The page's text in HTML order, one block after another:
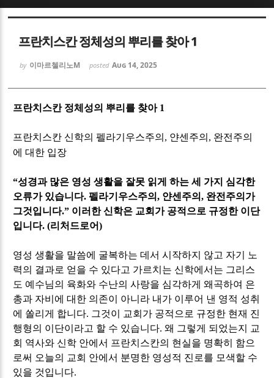
프란치스칸 정체성의 뿌리를 찾아 1
by 이마르첼리노M posted Aug 14, 2025
프란치스칸 정체성의 뿌리를 찾아 1
프란치스칸 신학의 펠라기우스주의 , 얀센주의 , 완전주의
에 대한 입장
“성경과 많은 영성 생활을 잘못 읽게 하는 세 가지 심각한
오류가 있습니다.펠라기우스주의, 얀센주의, 완전주의가
그것입니다.” 이러한 신학은 교회가 공적으로 규정한 이단
입니다. (리처드로어)
영성 생활을 말씀에 굴복하는 데서 시작하지 않고 자기 노
력의 결과로 얻을 수 있다고 가르치는 신학에서는 그리스
도 예수님의 육화와 수난의 사랑을 심각하게 왜곡하여 은
총과 자비에 대한 의존이 아니라 내가 이루어 낸 영적 성취
에 쏠리게 합니다. 그것이 교회가 공적으로 규정한 현재 진
행형의 이단이라고 할 수 있습니다.왜 그렇게 되었는지 교
회 역사와 신학 안에서 프란치스칸의 현실을 명확히 함으
로써 오늘의 교회 안에서 분명한 영성적 진로를 모색할 수
있을 것입니다.
Sketchbook5, 스케치북5
Sketchbook5, 스케치북5
Sketchbook5, 스케치북5
Sketchbook5, 스케치북5